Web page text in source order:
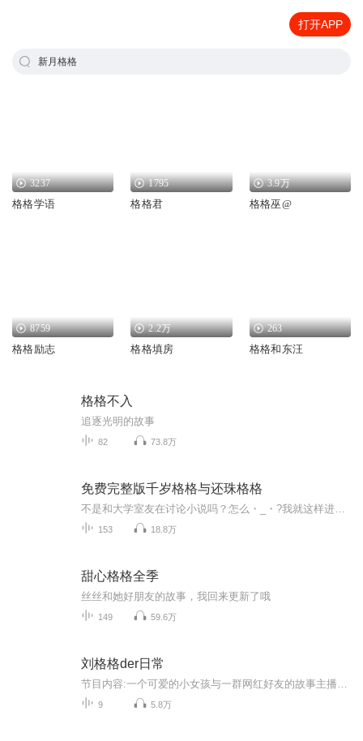
打开APP
新月格格
3237
格格学语
1795
格格君
3.9万
格格巫@
8759
格格励志
2.2万
格格填房
263
格格和东汪
格格不入
追逐光明的故事
82 73.8万
免费完整版千岁格格与还珠格格
153 18.8万
甜心格格全季
丝丝和她好朋友的故事，我回来更新了哦
149 59.6万
刘格格der日常
9 5.8万